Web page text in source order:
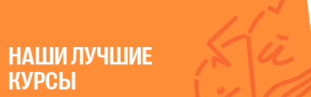
НАШИ ЛУЧШИЕ
КУРСЫ